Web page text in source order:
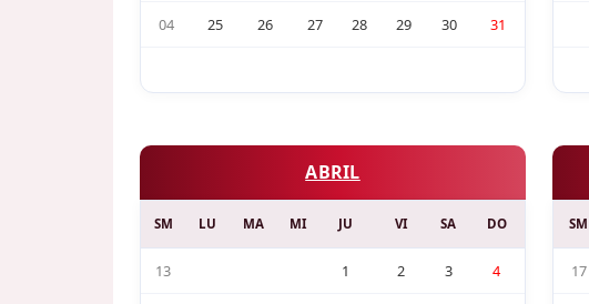
04 25 26 27 28 29 30 31
ABRIL
SM LU MA MI JU VI SA DO
13 1 2 3 4
SM
17